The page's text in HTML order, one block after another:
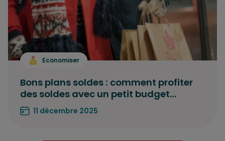
Economiser
Bons plans soldes : comment profiter
des soldes avec un petit budget…
11 décembre 2025